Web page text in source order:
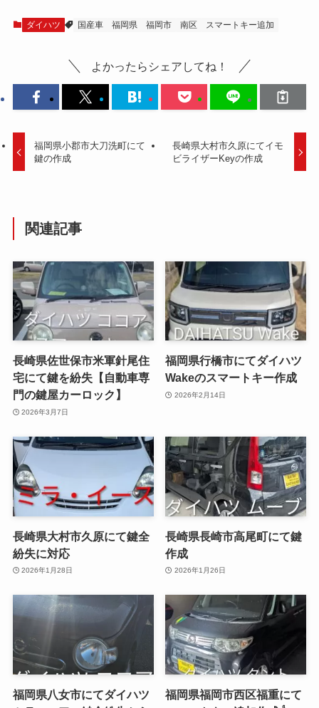
ダイハツ 国産車 福岡県 福岡市 南区 スマートキー追加
よかったらシェアしてね！
福岡県小郡市大刀洗町にて
鍵の作成
長崎県大村市久原にてイモ
ビライザーKeyの作成
関連記事
長崎県佐世保市米軍針尾住
宅にて鍵を紛失【自動車専
門の鍵屋カーロック】
2026年3月7日
福岡県行橋市にてダイハツ
Wakeのスマートキー作成
2026年2月14日
長崎県大村市久原にて鍵全
紛失に対応
2026年1月28日
長崎県長崎市高尾町にて鍵
作成
2026年1月26日
福岡県八女市にてダイハツ
福岡県福岡市西区福重にて